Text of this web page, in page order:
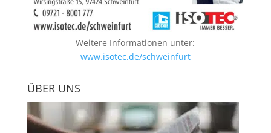
Weitere Informationen unter:
www.isotec.de/schweinfurt
ÜBER UNS